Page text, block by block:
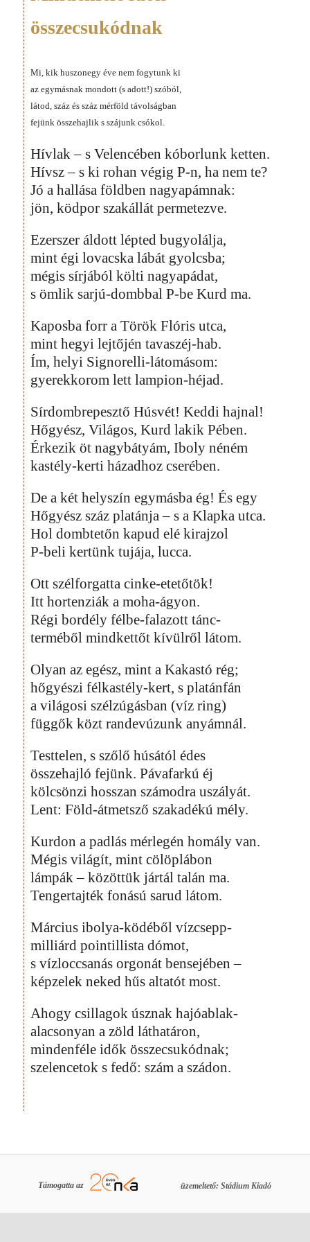
összecsukódnak
Mi, kik huszonegy éve nem fogytunk ki
az egymásnak mondott (s adott!) szóból,
látod, száz és száz mérföld távolságban
fejünk összehajlik s szájunk csókol.
Hívlak – s Velencében kóborlunk ketten.
Hívsz – s ki rohan végig P-n, ha nem te?
Jó a hallása földben nagyapámnak:
jön, ködpor szakállát permetezve.
Ezerszer áldott lépted bugyolálja,
mint égi lovacska lábát gyolcsba;
mégis sírjából költi nagyapádat,
s ömlik sarjú-dombbal P-be Kurd ma.
Kaposba forr a Török Flóris utca,
mint hegyi lejtőjén tavaszéj-hab.
Ím, helyi Signorelli-látomásom:
gyerekkorom lett lampion-héjad.
Sírdombrepesztő Húsvét! Keddi hajnal!
Hőgyész, Világos, Kurd lakik Pében.
Érkezik öt nagybátyám, Iboly néném
kastély-kerti házadhoz cserében.
De a két helyszín egymásba ég! És egy
Hőgyész száz platánja – s a Klapka utca.
Hol dombtetőn kapud elé kirajzol
P-beli kertünk tujája, lucca.
Ott szélforgatta cinke-etetőtök!
Itt hortenziák a moha-ágyon.
Régi bordély félbe-falazott tánc-
terméből mindkettőt kívülről látom.
Olyan az egész, mint a Kakastó rég;
hőgyészi félkastély-kert, s platánfán
a világosi szélzúgásban (víz ring)
függők közt randevúzunk anyámnál.
Testtelen, s szőlő húsától édes
összehajló fejünk. Pávafarkú éj
kölcsönzi hosszan számodra uszályát.
Lent: Föld-átmetsző szakadékú mély.
Kurdon a padlás mérlegén homály van.
Mégis világít, mint cölöplábon
lámpák – közöttük jártál talán ma.
Tengertajték fonású sarud látom.
Március ibolya-ködéből vízcsepp-
milliárd pointillista dómot,
s vízloccsanás orgonát bensejében –
képzelek neked hűs altatót most.
Ahogy csillagok úsznak hajóablak-
alacsonyan a zöld láthatáron,
mindenféle idők összecsukódnak;
szelencetok s fedő: szám a szádon.
Támogatta az üzemeltető: Stádium Kiadó